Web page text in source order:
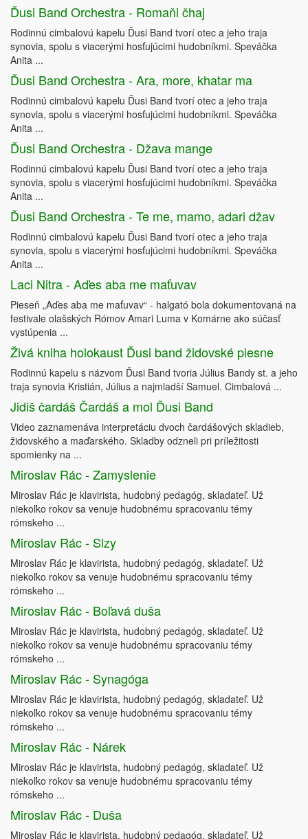
Ďusi Band Orchestra - Romaňi čhaj
Rodinnú cimbalovú kapelu Ďusi Band tvorí otec a jeho traja
synovia, spolu s viacerými hosťujúcimi hudobníkmi. Speváčka
Anita ...
Ďusi Band Orchestra - Ara, more, khatar ma
Rodinnú cimbalovú kapelu Ďusi Band tvorí otec a jeho traja
synovia, spolu s viacerými hosťujúcimi hudobníkmi. Speváčka
Anita ...
Ďusi Band Orchestra - Džava mange
Rodinnú cimbalovú kapelu Ďusi Band tvorí otec a jeho traja
synovia, spolu s viacerými hosťujúcimi hudobníkmi. Speváčka
Anita ...
Ďusi Band Orchestra - Te me, mamo, adari džav
Rodinnú cimbalovú kapelu Ďusi Band tvorí otec a jeho traja
synovia, spolu s viacerými hosťujúcimi hudobníkmi. Speváčka
Anita ...
Laci Nitra - Aďes aba me maťuvav
Pieseň „Aďes aba me maťuvav“ - halgató bola dokumentovaná na
festivale olašských Rómov Amari Luma v Komárne ako súčasť
vystúpenia ...
Živá kniha holokaust Ďusi band židovské piesne
Rodinnú kapelu s názvom Ďusi Band tvoria Július Bandy st. a jeho
traja synovia Kristián, Július a najmladší Samuel. Cimbalová ...
Jidiš čardáš Čardáš a mol Ďusi Band
Video zaznamenáva interpretáciu dvoch čardášových skladieb,
židovského a maďarského. Skladby odzneli pri príležitosti
spomienky na ...
Miroslav Rác - Zamyslenie
Miroslav Rác je klavirista, hudobný pedagóg, skladateľ. Už
niekoľko rokov sa venuje hudobnému spracovaniu témy
rómskeho ...
Miroslav Rác - Slzy
Miroslav Rác je klavirista, hudobný pedagóg, skladateľ. Už
niekoľko rokov sa venuje hudobnému spracovaniu témy
rómskeho ...
Miroslav Rác - Boľavá duša
Miroslav Rác je klavirista, hudobný pedagóg, skladateľ. Už
niekoľko rokov sa venuje hudobnému spracovaniu témy
rómskeho ...
Miroslav Rác - Synagóga
Miroslav Rác je klavirista, hudobný pedagóg, skladateľ. Už
niekoľko rokov sa venuje hudobnému spracovaniu témy
rómskeho ...
Miroslav Rác - Nárek
Miroslav Rác je klavirista, hudobný pedagóg, skladateľ. Už
niekoľko rokov sa venuje hudobnému spracovaniu témy
rómskeho ...
Miroslav Rác - Duša
Miroslav Rác je klavirista, hudobný pedagóg, skladateľ. Už